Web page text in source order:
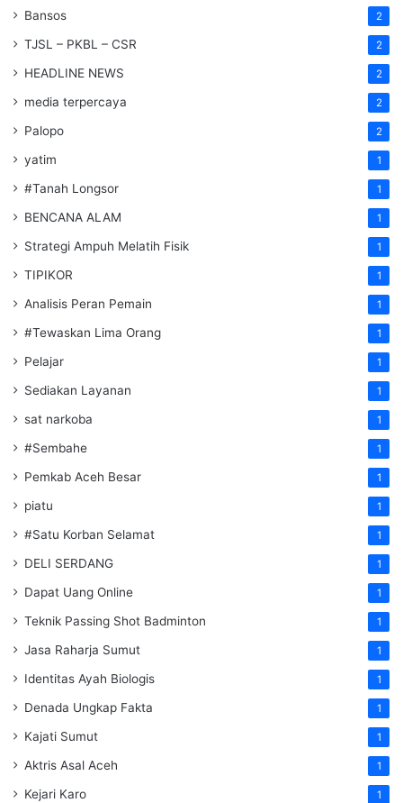
Bansos 2
TJSL – PKBL – CSR 2
HEADLINE NEWS 2
media terpercaya 2
Palopo 2
yatim 1
#Tanah Longsor 1
BENCANA ALAM 1
Strategi Ampuh Melatih Fisik 1
TIPIKOR 1
Analisis Peran Pemain 1
#Tewaskan Lima Orang 1
Pelajar 1
Sediakan Layanan 1
sat narkoba 1
#Sembahe 1
Pemkab Aceh Besar 1
piatu 1
#Satu Korban Selamat 1
DELI SERDANG 1
Dapat Uang Online 1
Teknik Passing Shot Badminton 1
Jasa Raharja Sumut 1
Identitas Ayah Biologis 1
Denada Ungkap Fakta 1
Kajati Sumut 1
Aktris Asal Aceh 1
Kejari Karo 1